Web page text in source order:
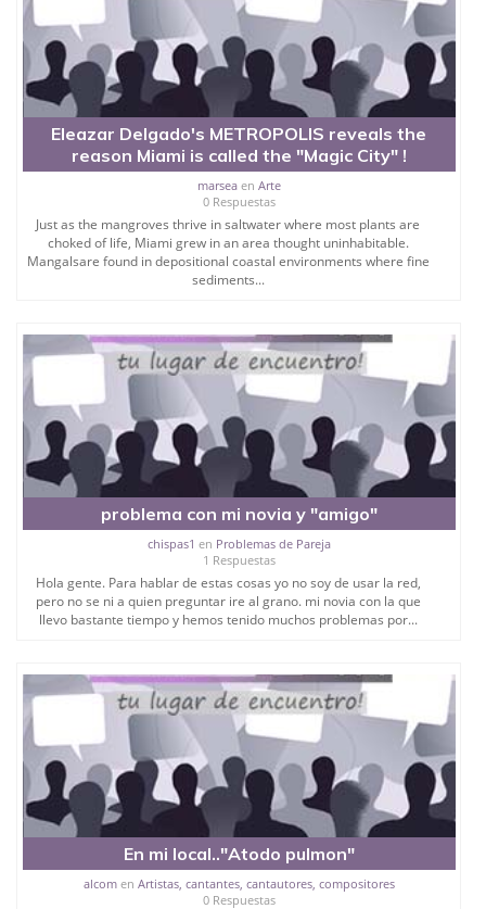
Eleazar Delgado's METROPOLIS reveals the
reason Miami is called the "Magic City" !
marseaen Arte
0 Respuestas
Just as the mangroves thrive in saltwater where most plants are
choked of life, Miami grew in an area thought uninhabitable.
Mangalsare found in depositional coastal environments where fine
sediments...
problema con mi novia y "amigo"
chispas1 en Problemas de Pareja
1 Respuestas
Hola gente. Para hablar de estas cosas yo no soy de usar la red,
pero no se ni a quien preguntar ire al grano. mi novia con la que
llevo bastante tiempo y hemos tenido muchos problemas por...
En mi local.."Atodo pulmon"
alcomen Artistas, cantantes, cantautores, compositores
0 Respuestas